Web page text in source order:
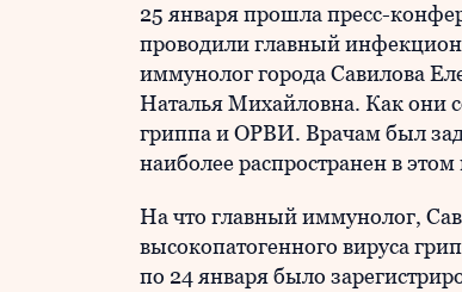
25 января прошла пресс-
проводили главный
иммунолог города Савилова
Наталья Михайловна. Как они
гриппа и ОРВИ. Врачам был
наиболее распространен в этом
На что главный иммунолог,
высокопатогенного вируса
по 24 января было